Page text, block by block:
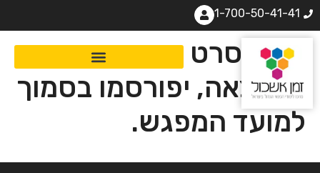
1-700-50-41-41
שם הסרט שיוקרן ופירוט
ההרצאה, יפורסמו בסמוך
למועד המפגש.